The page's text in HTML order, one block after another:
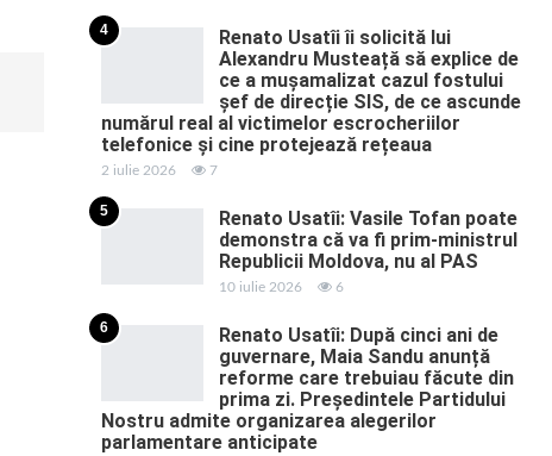
4
Renato Usatîi îi solicită lui
Alexandru Musteață să explice de
ce a mușamalizat cazul fostului
șef de direcție SIS, de ce ascunde
numărul real al victimelor escrocheriilor
telefonice și cine protejează rețeaua
2 iulie 2026 7
5
Renato Usatîi: Vasile Tofan poate
demonstra că va fi prim-ministrul
Republicii Moldova, nu al PAS
10 iulie 2026 6
6
Renato Usatîi: După cinci ani de
guvernare, Maia Sandu anunță
reforme care trebuiau făcute din
prima zi. Președintele Partidului
Nostru admite organizarea alegerilor
parlamentare anticipate